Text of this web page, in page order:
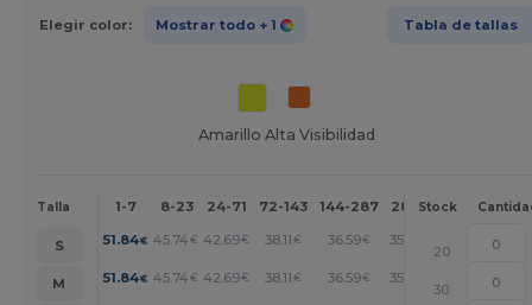
Elegir color: Mostrar todo + 1 Tabla de tallas
Amarillo Alta Visibilidad
Talla 1-7 8-23 24-71 72-143 144-287 288 + Más
Stock
S 51.84€ 45.74 € 42.69€ 38.11€ 36.59€ 35.07
20
M
51.84€ 45.74 € 42.69€ 38.11€ 36.59€ 35.07
30